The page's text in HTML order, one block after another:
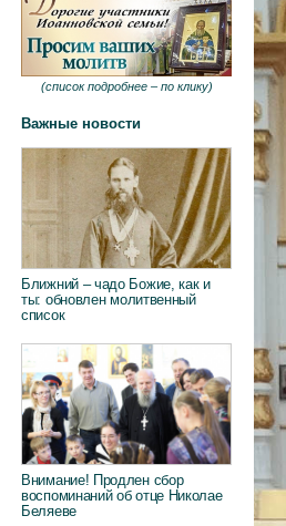
(список подробнее – по клику)
Важные новости
Ближний – чадо Божие, как и
ты: обновлен молитвенный
список
Внимание! Продлен сбор
воспоминаний об отце Николае
Беляеве